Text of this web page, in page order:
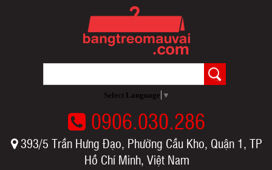
Select Language ▼
0906.030.286
393/5 Trần Hưng Đạo, Phường Cầu Kho, Quận 1, TP
Hồ Chí Minh, Việt Nam